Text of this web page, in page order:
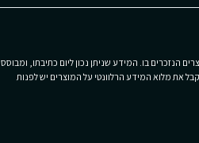
הנזכרים בו. המידע שניתן נכון ליום כתיבתו, ומבוסס
את מלוא המידע הרלוונטי על המוצרים יש לפנות